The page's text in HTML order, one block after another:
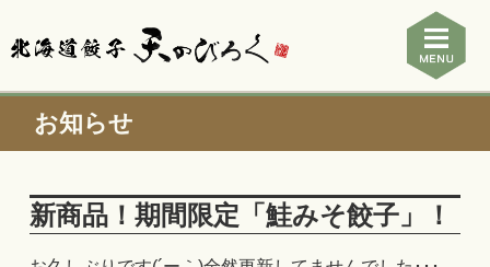
お知らせ
新商品！期間限定「鮭みそ餃子」！